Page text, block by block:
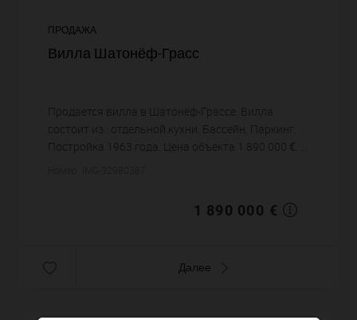
ПРОДАЖА
Вилла Шатонёф-Грасс
Продается вилла в Шатонёф-Грассе. Вилла
состоит из : отдельной кухни. Бассейн. Паркинг.
Постройка 1963 года. Цена объекта 1 890 000 €. ...
1 890 000 €
Далее